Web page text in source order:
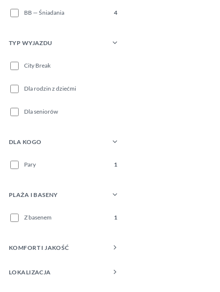
BB — Śniadania 4
TYP WYJAZDU
City Break
Dla rodzin z dziećmi
Dla seniorów
DLA KOGO
Pary 1
PLAŻA I BASENY
Z basenem 1
KOMFORT I JAKOŚĆ
LOKALIZACJA